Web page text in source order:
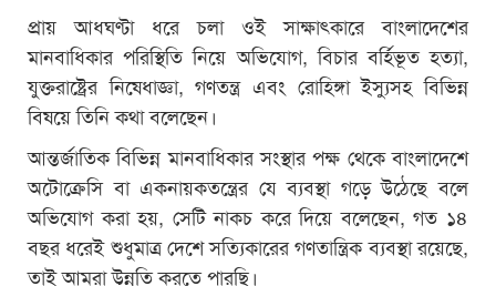
প্রায় আধঘণ্টা ধরে চলা ওই সাক্ষাৎকারে বাংলাদেশের
মানবাধিকার পরিস্থিতি নিয়ে অভিযোগ, বিচার বর্হিভূত হত্যা,
যুক্তরাষ্ট্রের নিষেধাজ্ঞা, গণতন্ত্র এবং রোহিঙ্গা ইস্যুসহ বিভিন্ন
বিষয়ে তিনি কথা বলেছেন।
আন্তর্জাতিক বিভিন্ন মানবাধিকার সংস্থার পক্ষ থেকে বাংলাদেশে
অটোক্রেসি বা একনায়কতন্ত্রের যে ব্যবস্থা গড়ে উঠেছে বলে
অভিযোগ করা হয়, সেটি নাকচ করে দিয়ে বলেছেন, গত ১৪
বছর ধরেই শুধুমাত্র দেশে সত্যিকারের গণতান্ত্রিক ব্যবস্থা রয়েছে,
তাই আমরা উন্নতি করতে পারছি।